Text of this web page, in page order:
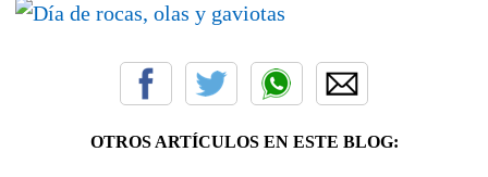
OTROS ARTÍCULOS EN ESTE BLOG: